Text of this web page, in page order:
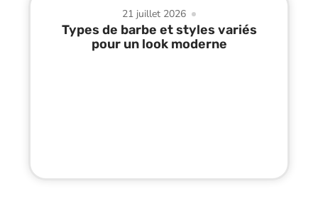
21 juillet 2026
Types de barbe et styles variés
pour un look moderne